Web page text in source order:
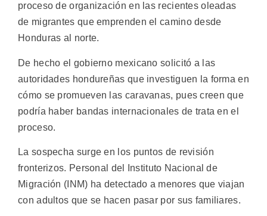
proceso de organización en las recientes oleadas
de migrantes que emprenden el camino desde
Honduras al norte.
De hecho el gobierno mexicano solicitó a las
autoridades hondureñas que investiguen la forma en
cómo se promueven las caravanas, pues creen que
podría haber bandas internacionales de trata en el
proceso.
La sospecha surge en los puntos de revisión
fronterizos. Personal del Instituto Nacional de
Migración (INM) ha detectado a menores que viajan
con adultos que se hacen pasar por sus familiares.